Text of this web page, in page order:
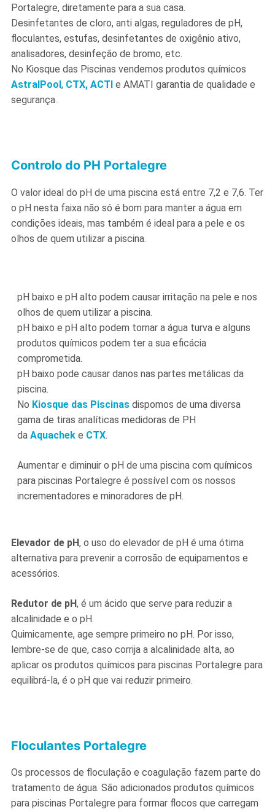
Portalegre, diretamente para a sua casa.
Desinfetantes de cloro, anti algas, reguladores de pH,
floculantes, estufas, desinfetantes de oxigênio ativo,
analisadores, desinfeção de bromo, etc.
No Kiosque das Piscinas vendemos produtos químicos
AstralPool, CTX, ACTI e AMATI garantia de qualidade e
segurança.
Controlo do PH Portalegre
O valor ideal do pH de uma piscina está entre 7,2 e 7,6. Ter
o pH nesta faixa não só é bom para manter a água em
condições ideais, mas também é ideal para a pele e os
olhos de quem utilizar a piscina.
pH baixo e pH alto podem causar irritação na pele e nos
olhos de quem utilizar a piscina.
pH baixo e pH alto podem tornar a água turva e alguns
produtos químicos podem ter a sua eficácia
comprometida.
pH baixo pode causar danos nas partes metálicas da
piscina.
No Kiosque das Piscinas dispomos de uma diversa
gama de tiras analíticas medidoras de PH
da Aquachek e CTX.
Aumentar e diminuir o pH de uma piscina com químicos
para piscinas Portalegre é possível com os nossos
incrementadores e minoradores de pH.
Elevador de pH, o uso do elevador de pH é uma ótima
alternativa para prevenir a corrosão de equipamentos e
acessórios.
Redutor de pH, é um ácido que serve para reduzir a
alcalinidade e o pH.
Quimicamente, age sempre primeiro no pH. Por isso,
lembre-se de que, caso corrija a alcalinidade alta, ao
aplicar os produtos químicos para piscinas Portalegre para
equilibrá-la, é o pH que vai reduzir primeiro.
Floculantes Portalegre
Os processos de floculação e coagulação fazem parte do
tratamento de água. São adicionados produtos químicos
para piscinas Portalegre para formar flocos que carregam